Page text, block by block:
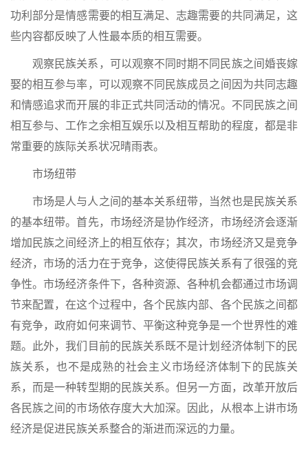
功利部分是情感需要的相互满足、志趣需要的共同满足，这
些内容都反映了人性最本质的相互需要。
观察民族关系，可以观察不同时期不同民族之间婚丧嫁
娶的相互参与率，可以观察不同民族成员之间因为共同志趣
和情感追求而开展的非正式共同活动的情况。不同民族之间
相互参与、工作之余相互娱乐以及相互帮助的程度，都是非
常重要的族际关系状况晴雨表。
市场纽带
市场是人与人之间的基本关系纽带，当然也是民族关系
的基本纽带。首先，市场经济是协作经济，市场经济会逐渐
增加民族之间经济上的相互依存；其次，市场经济又是竞争
经济，市场的活力在于竞争，这使得民族关系有了很强的竞
争性。市场经济条件下，各种资源、各种机会都通过市场调
节来配置，在这个过程中，各个民族内部、各个民族之间都
有竞争，政府如何来调节、平衡这种竞争是一个世界性的难
题。此外，我们目前的民族关系既不是计划经济体制下的民
族关系，也不是成熟的社会主义市场经济体制下的民族关
系，而是一种转型期的民族关系。但另一方面，改革开放后
各民族之间的市场依存度大大加深。因此，从根本上讲市场
经济是促进民族关系整合的渐进而深远的力量。